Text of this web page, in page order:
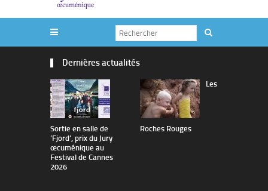
Dernières actualités
Sortie en salle de
’Fjord’, prix du Jury
œcuménique au
Festival de Cannes
2026
Les
Roches Rouges